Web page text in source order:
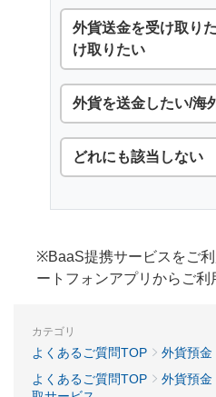
外貨送金を受け取り
け取りたい
外貨を送金したい/海
どれにも該当しない
※BaaS提携サービスをご
ートフォンアプリからご利
カテゴリ
よくあるご質問TOP 外貨預金
よくあるご質問TOP
外貨預金